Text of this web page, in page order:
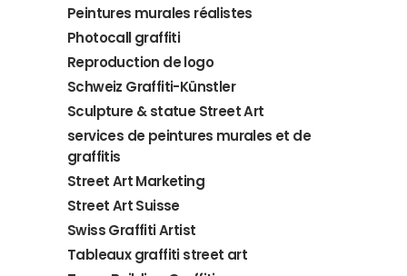
Peintures murales réalistes
Photocall graffiti
Reproduction de logo
Schweiz Graffiti-Künstler
Sculpture & statue Street Art
services de peintures murales et de
graffitis
Street Art Marketing
Street Art Suisse
Swiss Graffiti Artist
Tableaux graffiti street art